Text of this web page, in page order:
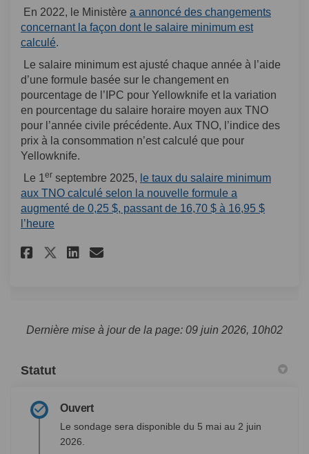
En 2022, le Ministère a annoncé des changements
concernant la façon dont le salaire minimum est
calculé(Liens externes)
.
Le salaire minimum est ajusté chaque année à l’aide
d’une formule basée sur le changement en
pourcentage de l’IPC pour Yellowknife et la variation
en pourcentage du salaire horaire moyen aux TNO
pour l’année civile précédente. Aux TNO, l’indice des
prix à la consommation n’est calculé que pour
Yellowknife.
Le 1 er septembre 2025, le taux du salaire minimum
aux TNO calculé selon la nouvelle formule a
augmenté de 0,25 $, passant de 16,70 $ à 16,95 $
l’heure(Liens externes)
Partager Sondage annuel sur
Partager Sondage annuel
Partager Sondage
Courriel Sondage
Dernière mise à jour de la page: 09 juin 2026, 10h02
Statut
Ouvert
Le sondage sera disponible du 5 mai au 2 juin
2026.